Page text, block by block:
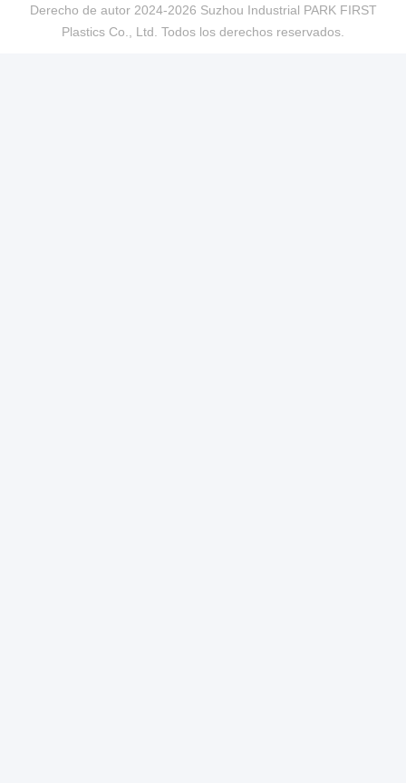
Derecho de autor 2024-2026 Suzhou Industrial PARK FIRST
Plastics Co., Ltd. Todos los derechos reservados.